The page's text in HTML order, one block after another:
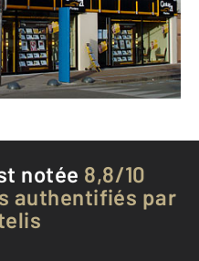
un message
à l'agence
notée 8,8/10
authentifiés par